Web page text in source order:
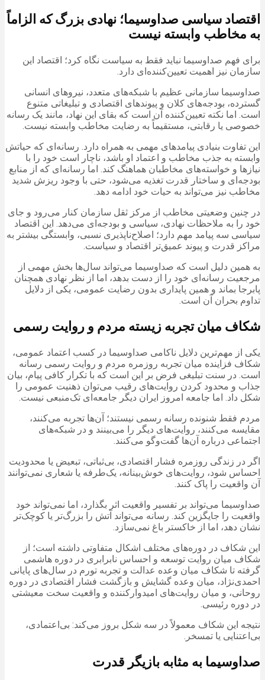
اقتصاد سیاسی صداوسیما؛ نهادی بزرگ که الزاماً
به مخاطب وابسته نیست
برای فهم صداوسیما نباید فقط به سیاست نگاه کرد؛ اقتصاد این
سازمان نیز اهمیت تعیین‌کننده‌ای دارد.
صداوسیما سازمانی عظیم با شبکه‌های متعدد، نیروهای انسانی
گسترده، بودجه‌های کلان و پیوندهای اقتصادی و تبلیغاتی متنوع
است. اما نکته تعیین‌کننده آن است که بقای این نهاد، مانند یک رسانه
خصوصی یا رقابتی، مستقیماً به رضایت مخاطب وابسته نیست.
این تفاوت بنیادی پیامدهای مهمی به همراه دارد. رسانه‌ای که حیاتش
وابسته به جذب مخاطب و اعتماد او باشد، ناچار است خود را با
نیازها و خواسته‌های مخاطبان هماهنگ کند. اما رسانه‌ای که از منابع
بودجه‌ای و ساختار قدرت تغذیه می‌شود، حتی با وجود ریزش شدید
مخاطب نیز می‌تواند به حیات خود ادامه دهد.
در چنین وضعیتی مخاطب از مرکز ثقل سازمان کنار می‌رود و جای
خود را به ملاحظات نهادی، سیاسی و بودجه‌ای می‌دهد. این اقتصاد
سیاسی سه پیامد مهم دارد؛ اصلاح‌ناپذیری نسبی، وابستگی بیشتر به
مراکز قدرت و پیوند عمیق‌تر اقتصاد و سیاست.
به همین دلیل است که صداوسیما می‌تواند سال‌ها بخش مهمی از
مرجعیت رسانه‌ای خود را از دست بدهد، اما از نظر نهادی همچنان
پابرجا بماند و همین پایداری بدون رضایت عمومی، یکی از دلایل
تداوم بحران آن است.
شکاف میان تجربه زیسته مردم و روایت رسمی
یکی از مهم‌ترین دلایل ناکامی صداوسیما در کسب اعتماد عمومی،
شکاف فزاینده میان تجربه روزمره مردم و روایت رسمی رسانه
است. در سنت تبلیغی فرض بر این است که با تکرار کافی پیام، بیان
جذاب و محدود کردن روایت‌های رقیب می‌توان ذهنیت عمومی را
شکل داد. اما جامعه امروز ایران دیگر جامعه‌ای تک‌منبعی نیست.
مردم فقط شنونده رسانه رسمی نیستند؛ آن‌ها تجربه می‌کنند،
مقایسه می‌کنند، روایت‌های دیگر را می‌بینند و در شبکه‌های
اجتماعی درباره آن‌ها گفت‌وگو می‌کنند.
اگر در زندگی روزمره فشار اقتصادی، بی‌ثباتی، تبعیض یا محدودیت
احساس شود، روایت‌های خوش‌بینانه، یک‌طرفه یا شعاری نمی‌توانند
آن واقعیت را پاک کنند.
صداوسیما می‌تواند بر تفسیر واقعیت اثر بگذارد، اما نمی‌تواند خود
واقعیت را جایگزین کند. رسانه می‌تواند آتش را بزرگ‌تر یا کوچک‌تر
نشان دهد، اما از خاکستر باغ نمی‌سازد.
این شکاف در دوره‌های مختلف اشکال متفاوتی داشته است؛ از
شکاف میان روایت توسعه و احساس نابرابری در دوره هاشمی
گرفته تا شکاف میان وعده عدالت و تجربه تورم در سال‌های پایانی
احمدی‌نژاد، میان وعده گشایش و بازگشت فشار اقتصادی در دوره
روحانی، و میان روایت‌های امیدوارکننده و واقعیت سخت معیشتی
در دوره رئیسی.
نتیجه این شکاف معمولاً در سه شکل بروز می‌کند: بی‌اعتمادی،
بی‌اعتنایی یا تمسخر.
صداوسیما به مثابه بازیگر قدرت